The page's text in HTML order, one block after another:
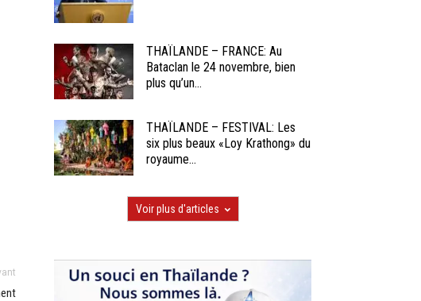
THAÏLANDE – FRANCE: Au
Bataclan le 24 novembre, bien
plus qu’un...
THAÏLANDE – FESTIVAL: Les
six plus beaux «Loy Krathong» du
royaume...
Voir plus d'articles